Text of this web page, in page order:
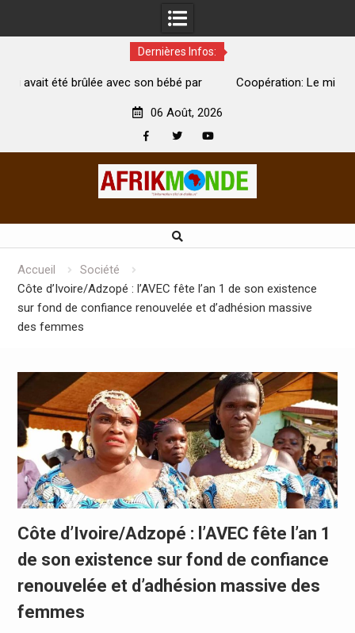
Dernières Infos:
bébé par
Coopération: Le ministre Indien Kirti Vardhan
06 Août, 2026
Accueil
Société
Côte d’Ivoire/Adzopé : l’AVEC fête l’an 1 de son existence
sur fond de confiance renouvelée et d’adhésion massive
des femmes
Côte d’Ivoire/Adzopé : l’AVEC fête l’an 1
de son existence sur fond de confiance
renouvelée et d’adhésion massive des
femmes